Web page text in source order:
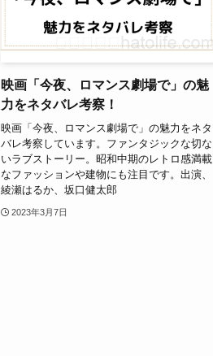
映画「今夜、ロマンス劇場で」の魅
力をネタバレ考察！
映画「今夜、ロマンス劇場で」の魅力をネタ
バレ考察しています。ファンタジックな切な
いラブストーリー。昭和中期のレトロ感満載
なファッションや建物にも注目です。出演、
綾瀬はるか、坂口健太郎
2023年3月7日